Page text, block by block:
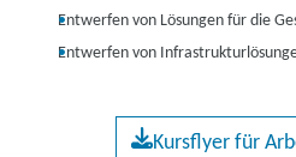
Entwerfen von Lösungen für die
Entwerfen von
Kursflyer für